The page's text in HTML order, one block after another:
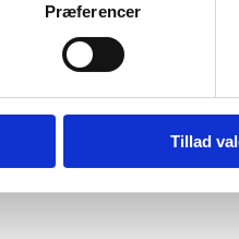
Præferencer
Tillad
Isagers øvrige garnserier